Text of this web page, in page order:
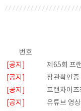
번호
[공지]
제65회 프
[공지]
참관확인증
[공지]
프랜차이즈
[공지]
유튜브 영